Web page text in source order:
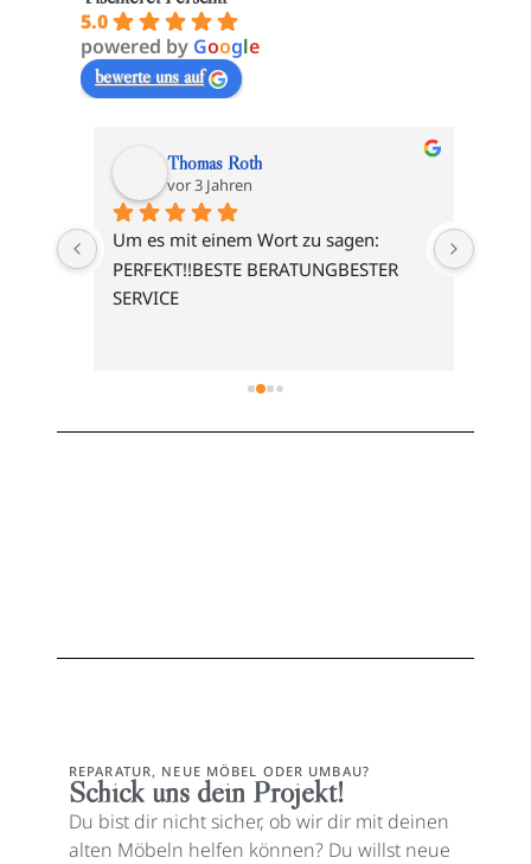
5.0
powered by Google
bewerte uns auf
Thomas Roth
vor 3 Jahren
Um es mit einem Wort zu sagen:
PERFEKT!!BESTE BERATUNGBESTER
SERVICE
REPARATUR, NEUE MÖBEL ODER UMBAU?
Schick uns dein Projekt!
Du bist dir nicht sicher, ob wir dir mit deinen
alten Möbeln helfen können? Du willst neue